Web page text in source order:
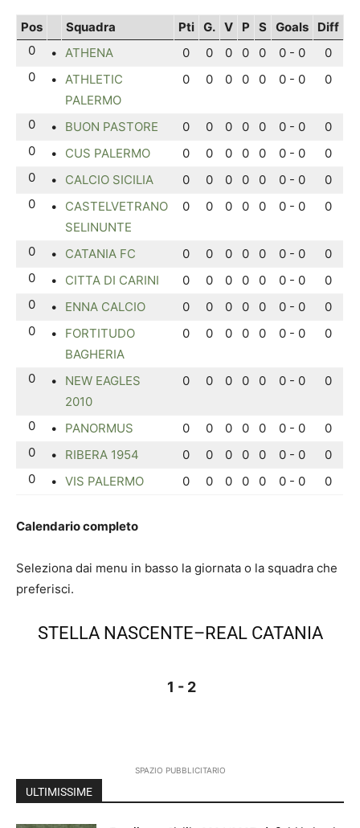
Pos Squadra Pti G. V P S Goals
Diff
0
• ATHENA 0 0 0 0 0 0 - 0
0
0
• ATHLETIC
PALERMO
0 0 0 0 0 0 - 0 0
0 • BUON PASTORE 0 0 0 0 0 0 - 0
0
0
• CUS PALERMO 0 0 0 0 0 0 - 0
0
0
• CALCIO SICILIA 0 0 0 0 0 0 - 0
0
0
•
CASTELVETRANO
SELINUNTE
0 0 0 0 0 0 - 0 0
0 • CATANIA FC 0 0 0 0 0 0 - 0
0
0
• CITTA DI CARINI 0 0 0 0 0 0 - 0
0
0
• ENNA CALCIO 0 0 0 0 0 0 - 0
0
0
•
FORTITUDO
BAGHERIA
0 0 0 0 0 0 - 0 0
0 •
NEW EAGLES
2010
0 0 0 0 0 0 - 0 0
0 • PANORMUS 0 0 0 0 0 0 - 0
0
0
• RIBERA 1954 0 0 0 0 0 0 - 0
0
0
• VIS PALERMO 0 0 0 0 0 0 - 0 0
Calendario completo
Seleziona dai menu in basso la giornata o la squadra che
preferisci.
STELLA NASCENTE–REAL CATANIA
1 - 2
SPAZIO PUBBLICITARIO
ULTIMISSIME